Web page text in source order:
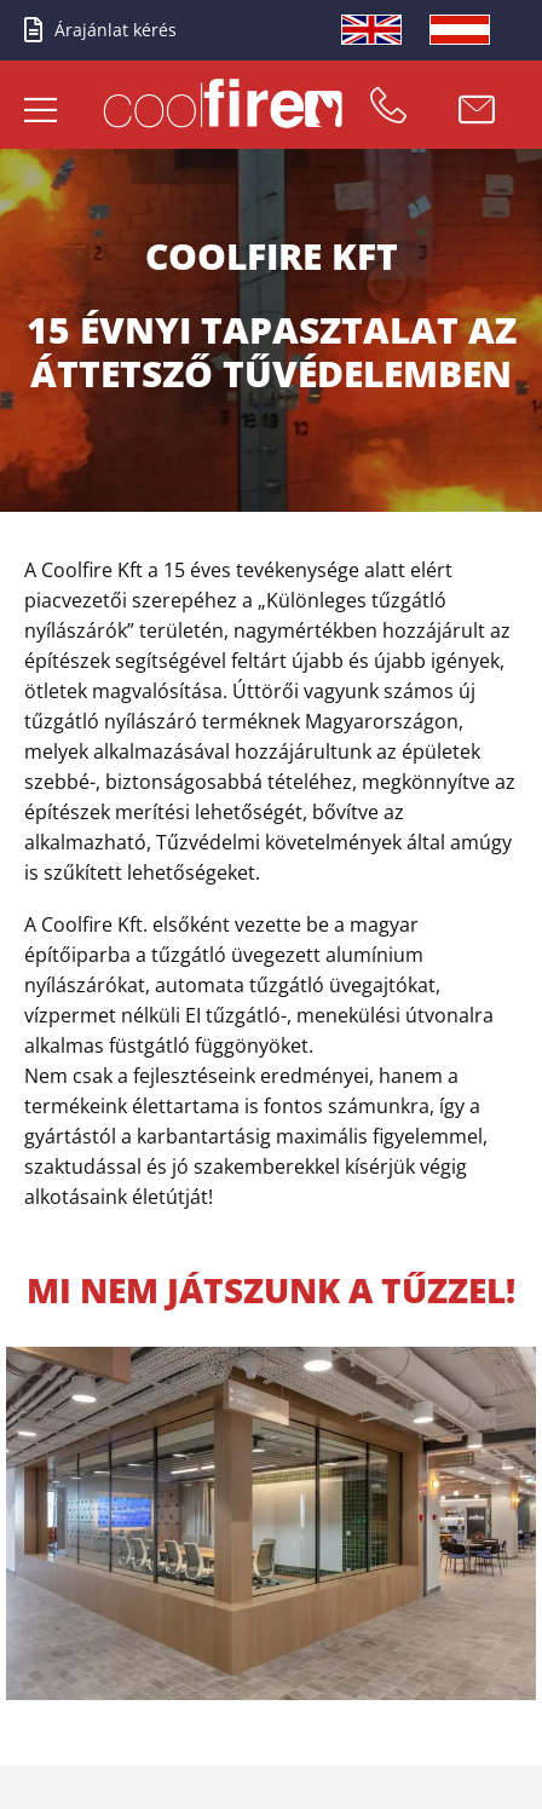
Árajánlat kérés
COOLFIRE KFT
15 ÉVNYI TAPASZTALAT AZ
ÁTTETSZŐ TŰVÉDELEMBEN
A Coolfire Kft a 15 éves tevékenysége alatt elért
piacvezetői szerepéhez a „Különleges tűzgátló
nyílászárók” területén, nagymértékben hozzájárult az
építészek segítségével feltárt újabb és újabb igények,
ötletek magvalósítása. Úttörői vagyunk számos új
tűzgátló nyílászáró terméknek Magyarországon,
melyek alkalmazásával hozzájárultunk az épületek
szebbé-, biztonságosabbá tételéhez, megkönnyítve az
építészek merítési lehetőségét, bővítve az
alkalmazható, Tűzvédelmi követelmények által amúgy
is szűkített lehetőségeket.
A Coolfire Kft. elsőként vezette be a magyar
építőiparba a tűzgátló üvegezett alumínium
nyílászárókat, automata tűzgátló üvegajtókat,
vízpermet nélküli EI tűzgátló-, menekülési útvonalra
alkalmas füstgátló függönyöket.
Nem csak a fejlesztéseink eredményei, hanem a
termékeink élettartama is fontos számunkra, így a
gyártástól a karbantartásig maximális figyelemmel,
szaktudással és jó szakemberekkel kísérjük végig
alkotásaink életútját!
MI NEM JÁTSZUNK A TŰZZEL!